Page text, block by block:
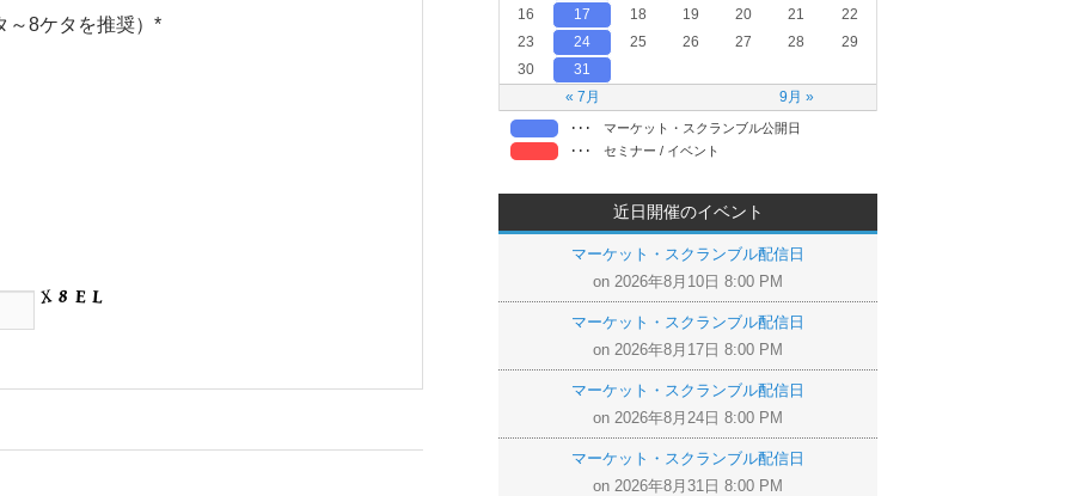
8ケタを推奨） *
« 7月 9月 »
16
17 18 19 20 21
22
23
24 25 26 27 28
29
30
31
･･･
マーケット・スクランブル公開日
･･･
セミナー / イベント
近日開催のイベント
マーケット・スクランブル配信日
on 2026年8月10日 8:00 PM
マーケット・スクランブル配信日
on 2026年8月17日 8:00 PM
マーケット・スクランブル配信日
on 2026年8月24日 8:00 PM
マーケット・スクランブル配信日
on 2026年8月31日 8:00 PM